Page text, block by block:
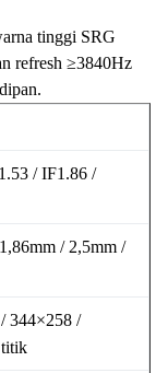
tinggi SRG
refresh ≥3840Hz
/ IF1.86 /
/ 2,5mm /
344×258 /